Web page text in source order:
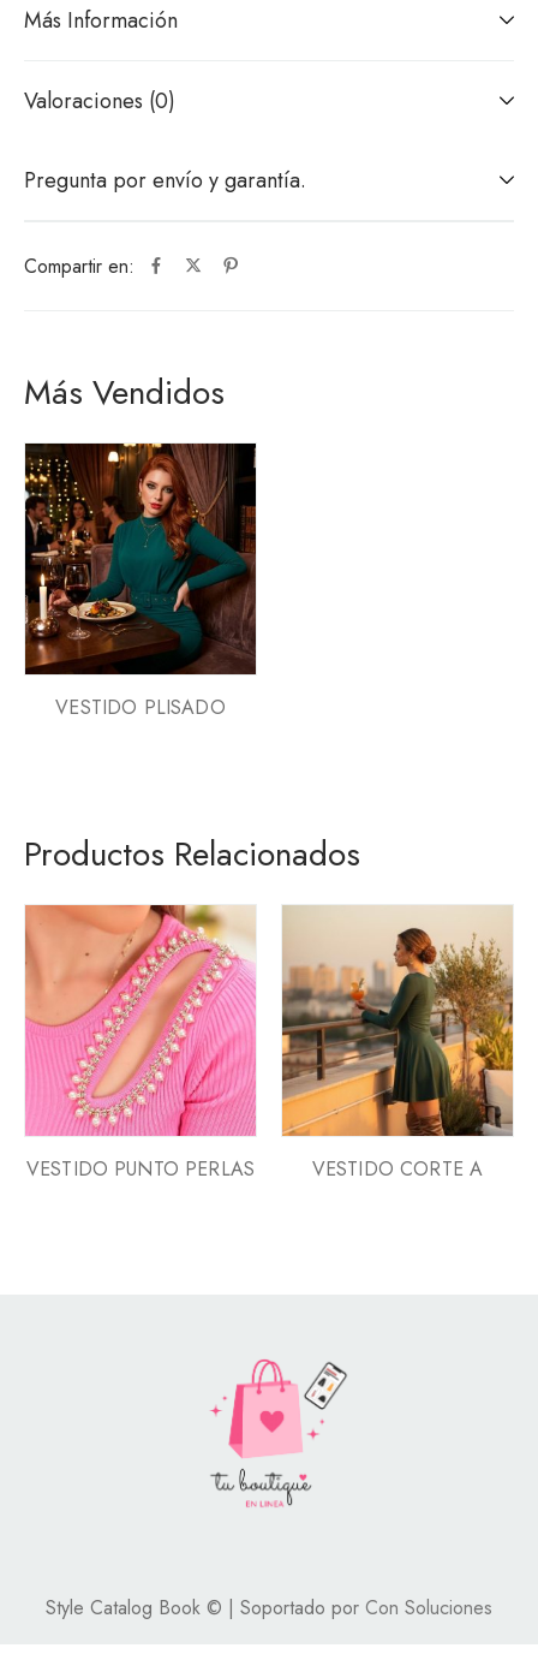
Compartir en:
Más Información
Valoraciones (0)
Pregunta por envío y garantía.
Más Vendidos
VESTIDO PLISADO
Productos Relacionados
VESTIDO PUNTO PERLAS VESTIDO CORTE A
Style Catalog Book © | Soportado por Con Soluciones